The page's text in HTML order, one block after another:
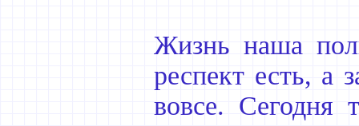
Жизнь наша
респект есть, а
вовсе. Сегодня